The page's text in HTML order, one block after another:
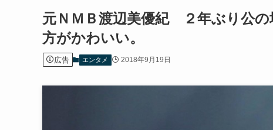
元ＮＭＢ渡辺美優紀 ２年ぶり公
方がかわいい。
広告 エンタメ 2018年9月19日